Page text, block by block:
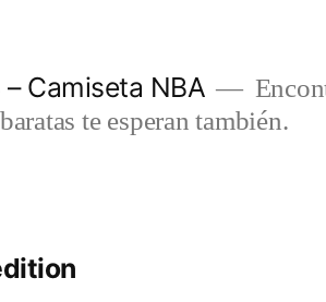
Camiseta NBA
te esperan también.